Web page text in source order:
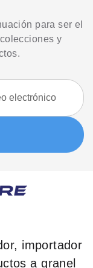
para ser el
y
importador
a granel